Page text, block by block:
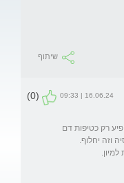
שיתוף
16.06.24 | 09:33
(0)
רק כטיפות דם